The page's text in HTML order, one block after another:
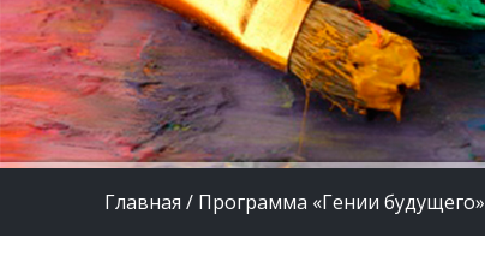
Главная / Программа «Гении будущего»